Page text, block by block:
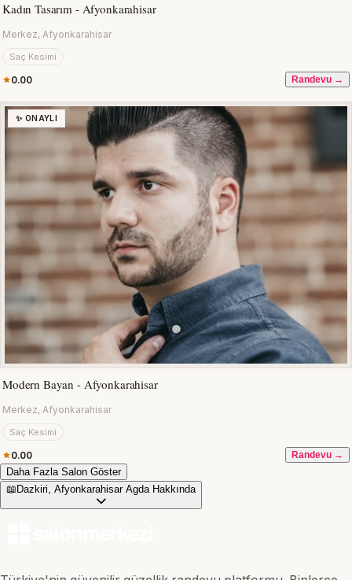
Kadın Tasarım - Afyonkarahisar
Merkez, Afyonkarahisar
Saç Kesimi
0.00 Randevu →
✨ ONAYLI
Modern Bayan - Afyonkarahisar
Merkez, Afyonkarahisar
Saç Kesimi
0.00 Randevu →
Daha Fazla Salon Göster
📖 Dazkiri, Afyonkarahisar Agda Hakkında